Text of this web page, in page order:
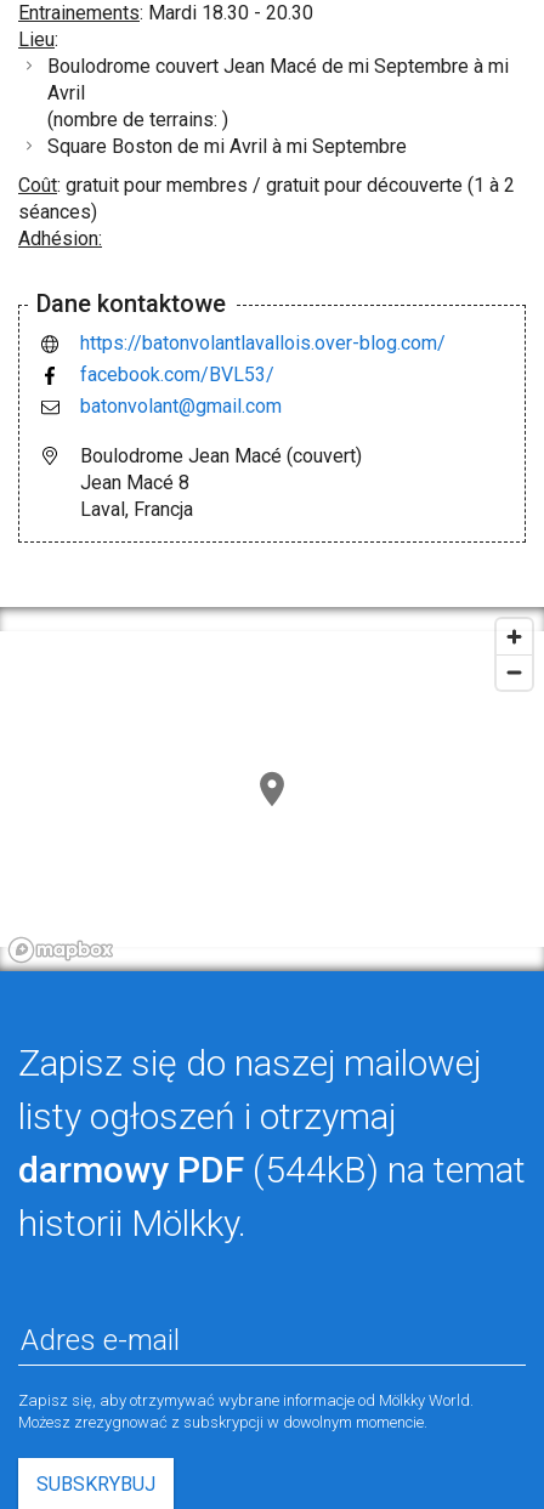
Entrainements: Mardi 18.30 - 20.30
Lieu:
Boulodrome couvert Jean Macé de mi Septembre à mi
Avril
(nombre de terrains: )
Square Boston de mi Avril à mi Septembre
Coût: gratuit pour membres / gratuit pour découverte (1 à 2
séances)
Adhésion:
Dane kontaktowe
https://batonvolantlavallois.over-blog.com/
facebook.com/BVL53/
batonvolant@gmail.com
Boulodrome Jean Macé (couvert)
Jean Macé 8
Laval, Francja
Zapisz się do naszej mailowej
listy ogłoszeń i otrzymaj
darmowy PDF (544kB) na temat
historii Mölkky.
Zapisz się, aby otrzymywać wybrane informacje od Mölkky World.
Możesz zrezygnować z subskrypcji w dowolnym momencie.
SUBSKRYBUJ